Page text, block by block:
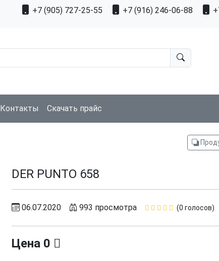
+7 (905) 727-25-55 +7 (916) 246-06-88
Контакты Скачать прайс
DER PUNTO 658
06.07.2020 993 просмотра (0 голосов)
Цена 0